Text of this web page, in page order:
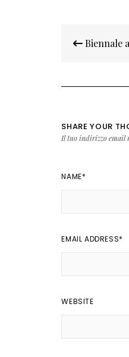
Biennale
SHARE YOUR
Il tuo indirizzo email
NAME*
EMAIL ADDRESS*
WEBSITE